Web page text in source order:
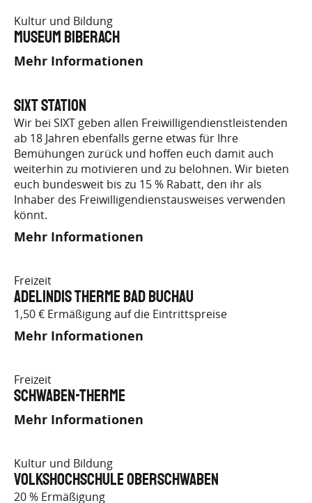
Kultur und Bildung
Museum Biberach
Mehr Informationen
SIXT Station
Wir bei SIXT geben allen Freiwilligendienstleistenden
ab 18 Jahren ebenfalls gerne etwas für Ihre
Bemühungen zurück und hoffen euch damit auch
weiterhin zu motivieren und zu belohnen. Wir bieten
euch bundesweit bis zu 15 % Rabatt, den ihr als
Inhaber des Freiwilligendienstausweises verwenden
könnt.
Mehr Informationen
Freizeit
Adelindis Therme Bad Buchau
1,50 € Ermäßigung auf die Eintrittspreise
Mehr Informationen
Freizeit
Schwaben-Therme
Mehr Informationen
Kultur und Bildung
Volkshochschule Oberschwaben
20 % Ermäßigung